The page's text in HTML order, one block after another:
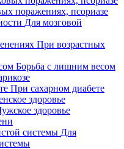
поражениях, псориазе
Для мозговой
При возрастных
Борьба с лишним весом
При сахарном диабете
здоровье
здоровье
Для